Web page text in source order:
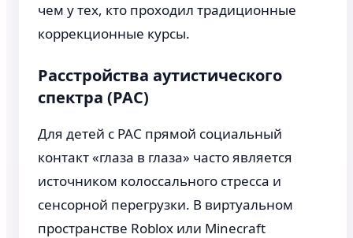
чем у тех, кто проходил традиционные
коррекционные курсы.
Расстройства аутистического
спектра (РАС)
Для детей с РАС прямой социальный
контакт «глаза в глаза» часто является
источником колоссального стресса и
сенсорной перегрузки. В виртуальном
пространстве Roblox или Minecraft